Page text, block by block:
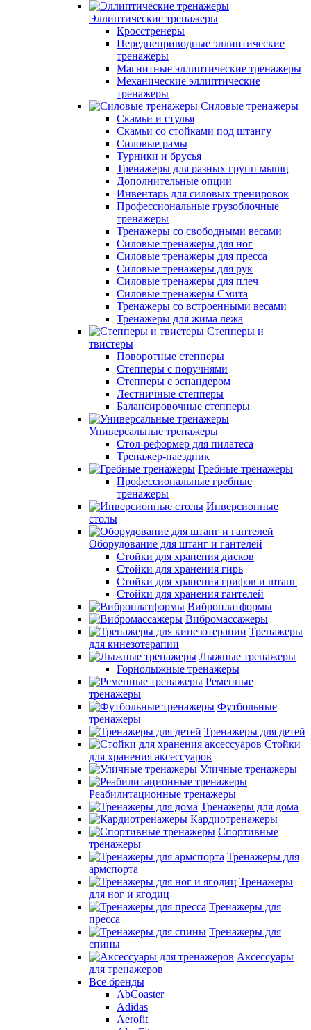
Эллиптические тренажеры
Кросстренеры
Переднеприводные эллиптические
тренажеры
Магнитные эллиптические тренажеры
Механические эллиптические
тренажеры
Силовые тренажеры
Скамьи и стулья
Скамьи со стойками под штангу
Силовые рамы
Турники и брусья
Тренажеры для разных групп мышц
Дополнительные опции
Инвентарь для силовых тренировок
Профессиональные грузоблочные
тренажеры
Тренажеры со свободными весами
Силовые тренажеры для ног
Силовые тренажеры для пресса
Силовые тренажеры для рук
Силовые тренажеры для плеч
Силовые тренажеры Смита
Тренажеры со встроенными весами
Тренажеры для жима лежа
Степперы и
твистеры
Поворотные степперы
Степперы с поручнями
Степперы с эспандером
Лестничные степперы
Балансировочные степперы
Универсальные тренажеры
Стол-реформер для пилатеса
Тренажер-наездник
Гребные тренажеры
Профессиональные гребные
тренажеры
Инверсионные
столы
Оборудование для штанг и гантелей
Стойки для хранения дисков
Стойки для хранения гирь
Стойки для хранения грифов и штанг
Стойки для хранения гантелей
Виброплатформы
Вибромассажеры
Тренажеры
для кинезотерапии
Лыжные тренажеры
Горнолыжные тренажеры
Ременные
тренажеры
Футбольные
тренажеры
Тренажеры для детей
Стойки
для хранения аксессуаров
Уличные тренажеры
Реабилитационные тренажеры
Тренажеры для дома
Кардиотренажеры
Спортивные
тренажеры
Тренажеры для
армспорта
Тренажеры
для ног и ягодиц
Тренажеры для
пресса
Тренажеры для
спины
Аксессуары
для тренажеров
Все бренды
AbCoaster
Adidas
Aerofit